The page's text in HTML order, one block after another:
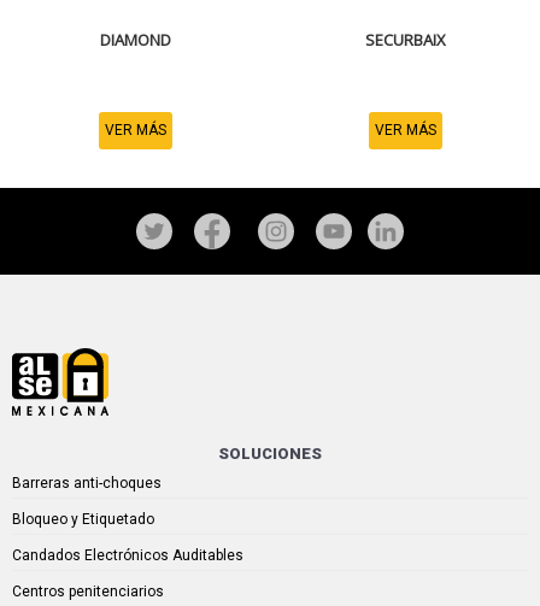
DIAMOND
VER MÁS
SECURBAIX
VER MÁS
SOLUCIONES
Barreras anti-choques
Bloqueo y Etiquetado
Candados Electrónicos Auditables
Centros penitenciarios